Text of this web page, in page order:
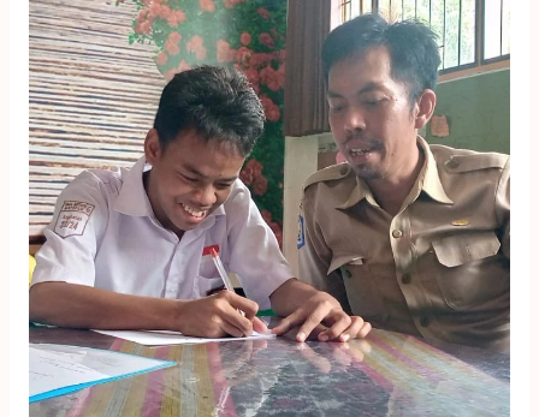
sebagai
pengembang
persiapan
mengajar